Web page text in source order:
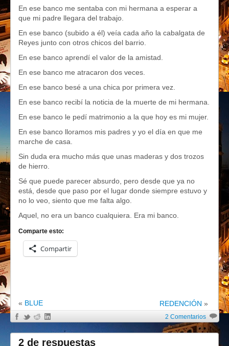
En ese banco me sentaba con mi hermana a esperar a
que mi padre llegara del trabajo.
En ese banco (subido a él) veía cada año la cabalgata de
Reyes junto con otros chicos del barrio.
En ese banco aprendí el valor de la amistad.
En ese banco me atracaron dos veces.
En ese banco besé a una chica por primera vez.
En ese banco recibí la noticia de la muerte de mi hermana.
En ese banco le pedí matrimonio a la que hoy es mi mujer.
En ese banco lloramos mis padres y yo el día en que me
marche de casa.
Sin duda era mucho más que unas maderas y dos trozos
de hierro.
Sé que puede parecer absurdo, pero desde que ya no
está, desde que paso por el lugar donde siempre estuvo y
no lo veo, siento que me falta algo.
Aquel, no era un banco cualquiera. Era mi banco.
Comparte esto:
Compartir
« BLUE REDENCIÓN »
2 Comentarios
2 de respuestas